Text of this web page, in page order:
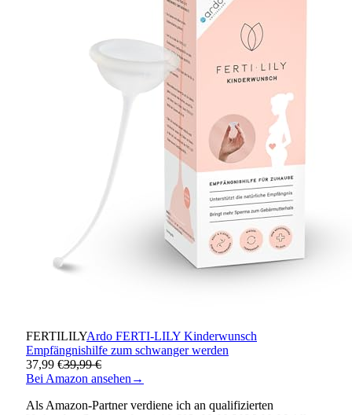
FERTILILYArdo FERTI-LILY Kinderwunsch
Empfängnishilfe zum schwanger werden
37,99 €39,99 €
Bei Amazon ansehen →
Als Amazon-Partner verdiene ich an qualifizierten